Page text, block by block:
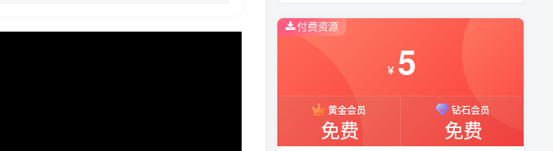
付费资源
￥ 5
黄金会员
免费
钻石会员
免费